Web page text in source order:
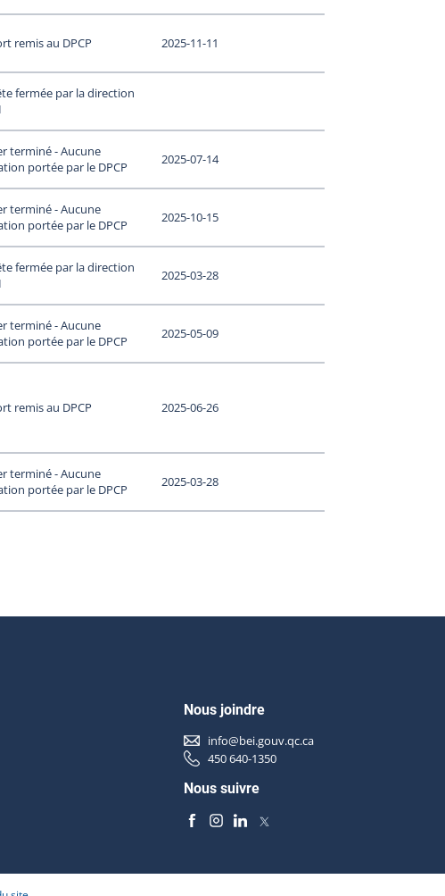
remis au DPCP 2025-11-11
fermée par la direction
terminé - Aucune
portée par le DPCP
2025-07-14
terminé - Aucune
portée par le DPCP
2025-10-15
fermée par la direction
2025-03-28
terminé - Aucune
portée par le DPCP
2025-05-09
remis au DPCP 2025-06-26
terminé - Aucune
portée par le DPCP
2025-03-28
Nous joindre
info@bei.gouv.qc.ca
450 640-1350
Nous suivre